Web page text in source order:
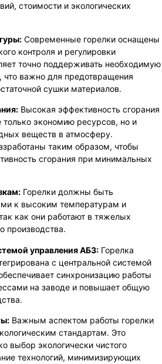
стоимости и экологических
Современные горелки оснащены
контроля и регулировки
точно поддерживать необходимую
что важно для предотвращения
сушки материалов.
Высокая эффективность сгорания
только экономию ресурсов, но и
веществ в атмосферу.
таким образом, чтобы
сгорания при минимальных
Горелки должны быть
к высоким температурам и
как они работают в тяжелых
производства.
управления АБЗ: Горелка
с центральной системой
синхронизацию работы
на заводе и повышает общую
Важным аспектом работы горелки
стандартам. Это
выбор экологически чистого
технологий, минимизирующих